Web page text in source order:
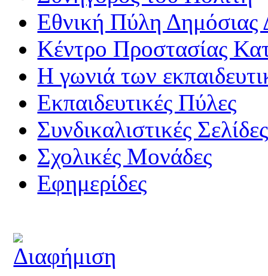
Εθνική Πύλη Δημόσιας
Κέντρο Προστασίας
Η γωνιά των
Εκπαιδευτικές Πύλες
Συνδικαλιστικές Σελίδες
Σχολικές Μονάδες
Εφημερίδες